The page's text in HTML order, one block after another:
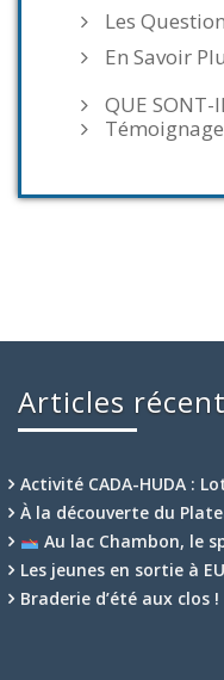
Les
En Savoir
QUE SONT-
Articles
Activité CADA-HUDA :
À la découverte du
Au lac Chambon, le
Les jeunes en sortie à
Braderie d’été aux clos !